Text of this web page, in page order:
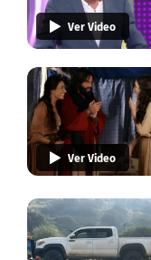
Ver Video
Ver Video